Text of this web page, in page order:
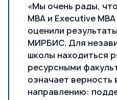
«Мы очень рады,
МВА и Executive
оценили
МИРБИС. Для
школы находиться
ресурсными
означает
направлению: